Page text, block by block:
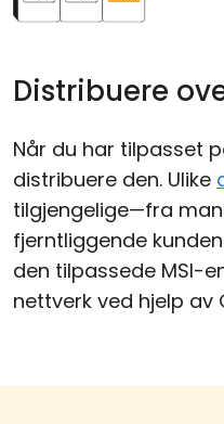
Distribuere
Når du har tilpasset
distribuere den. Ulike
tilgjengelige—fra
fjerntliggende
den tilpassede MSI-
nettverk ved hjelp av